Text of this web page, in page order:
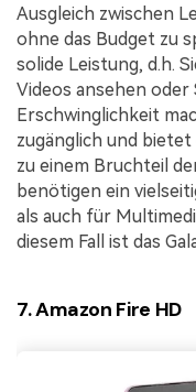
Ausgleich zwischen
ohne das Budget zu
solide Leistung, d.h.
Videos ansehen oder
Erschwinglichkeit
zugänglich und
zu einem Bruchteil
benötigen ein
als auch für
diesem Fall ist das
7. Amazon Fire HD